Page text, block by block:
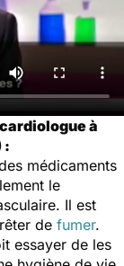
à
:
médicaments
le
Il est
de fumer.
essayer de les